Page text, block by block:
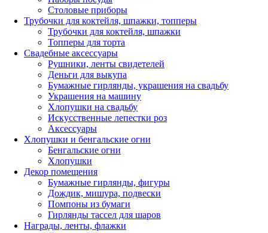
Столовые приборы
Трубочки для коктейля, шпажки, топперы
Трубочки для коктейля, шпажки
Топперы для торта
Свадебные аксессуары
Рушники, ленты свидетелей
Деньги для выкупа
Бумажные гирлянды, украшения на свадьбу
Украшения на машину
Хлопушки на свадьбу
Искусственные лепестки роз
Аксессуары
Хлопушки и бенгальские огни
Бенгальские огни
Хлопушки
Декор помещения
Бумажные гирлянды, фигуры
Дождик, мишура, подвески
Помпоны из бумаги
Гирлянды тассел для шаров
Награды, ленты, флажки